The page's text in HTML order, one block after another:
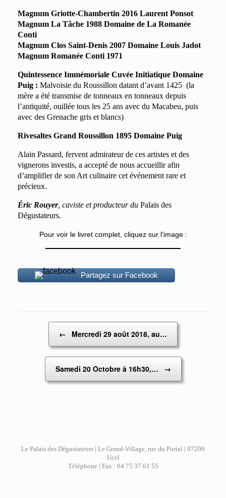
Magnum Griotte-Chambertin 2016 Laurent Ponsot
Magnum La Tâche 1988 Domaine de La Romanée
Conti
Magnum Clos Saint-Denis 2007 Domaine Louis Jadot
Magnum Romanée Conti 1971
Quintessence Immémoriale Cuvée Initiatique Domaine
Puig : Malvoisie du Roussillon datant d’avant 1425 (la
mère a été transmise de tonneaux en tonneaux depuis
l’antiquité, ouillée tous les 25 ans avec du Macabeu, puis
avec des Grenache gris et blancs)
Rivesaltes Grand Roussillon 1895 Domaine Puig
Alain Passard, fervent admirateur de ces artistes et des
vignerons investis, a accepté de nous accueillir afin
d’amplifier de son Art culinaire cet événement rare et
précieux.
Éric Rouyer, caviste et producteur du Palais des
Dégustateurs.
Pour voir le livret complet, cliquez sur l’image :
Partagez sur Facebook
← Mercredi 29 août 2018, au…
Samedi 20 Octobre à 16h30,… →
Le Palais des Dégustateurs | Le Grand-Village, rue du Portal | 07200
Ucel
Téléphone | Fax : 04 75 37 61 55